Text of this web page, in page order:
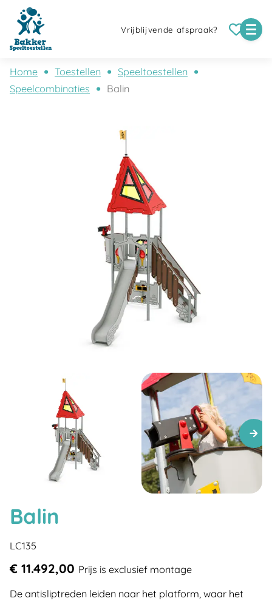
Vrijblijvende afspraak?
Home Toestellen
Speeltoestellen
Speelcombinaties
Balin
Balin
LC135
€ 11.492,00 Prijs is exclusief montage
De antisliptreden leiden naar het platform, waar het